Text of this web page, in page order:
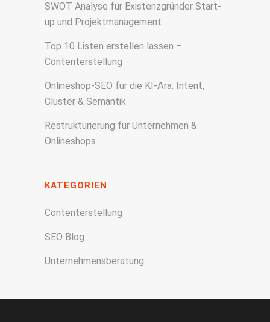
SWOT Analyse für Existenzgründer Start-
up und Projektmanagement
Top 10 Listen erstellen lassen –
Contenterstellung
Onlineshop-SEO für die KI-Ära: Intent,
Cluster & Semantik
Restrukturierung für Unternehmen &
Onlineshops
KATEGORIEN
Contenterstellung
SEO Blog
Unternehmensberatung